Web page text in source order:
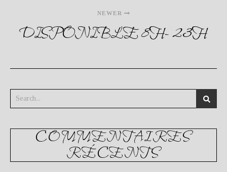
NEWER
DISPONIBLE 8H- 23H
COMMENTAIRES
RÉCENTS